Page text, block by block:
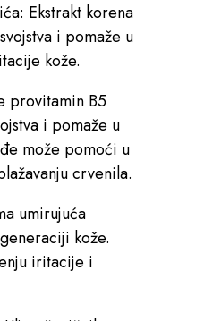
Ekstrakt korena
i pomaže u
kože.
provitamin B5
i pomaže u
može pomoći u
crvenila.
umirujuća
kože.
iritacije i